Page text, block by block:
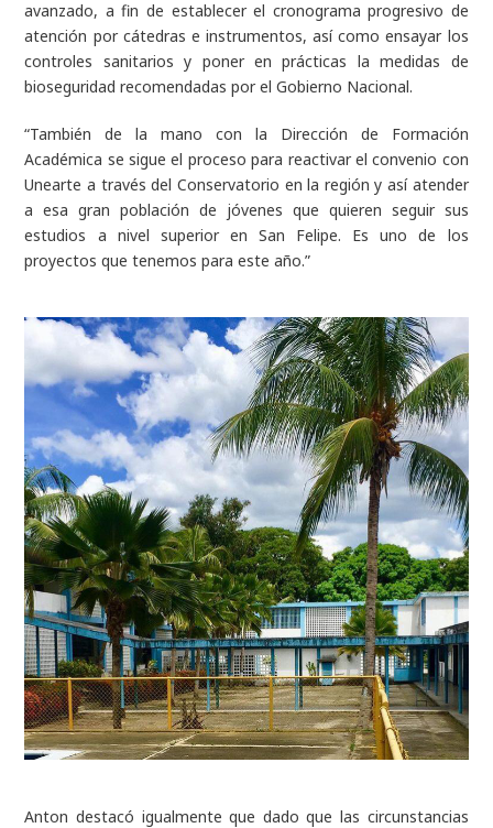
avanzado, a fin de establecer el cronograma progresivo de
atención por cátedras e instrumentos, así como ensayar los
controles sanitarios y poner en prácticas la medidas de
bioseguridad recomendadas por el Gobierno Nacional.
“También de la mano con la Dirección de Formación
Académica se sigue el proceso para reactivar el convenio con
Unearte a través del Conservatorio en la región y así atender
a esa gran población de jóvenes que quieren seguir sus
estudios a nivel superior en San Felipe. Es uno de los
proyectos que tenemos para este año.”
Anton destacó igualmente que dado que las circunstancias